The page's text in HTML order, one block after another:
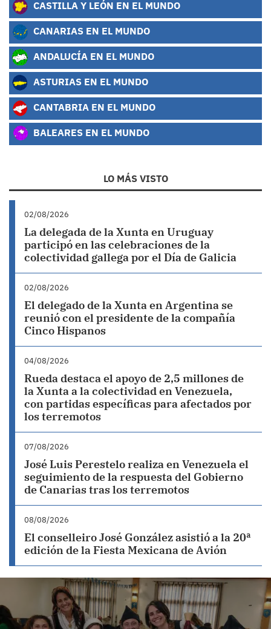
CASTILLA Y LEÓN EN EL MUNDO
CANARIAS EN EL MUNDO
ANDALUCÍA EN EL MUNDO
ASTURIAS EN EL MUNDO
CANTABRIA EN EL MUNDO
BALEARES EN EL MUNDO
LO MÁS VISTO
02/08/2026
La delegada de la Xunta en Uruguay
participó en las celebraciones de la
colectividad gallega por el Día de Galicia
02/08/2026
El delegado de la Xunta en Argentina se
reunió con el presidente de la compañía
Cinco Hispanos
04/08/2026
Rueda destaca el apoyo de 2,5 millones de
la Xunta a la colectividad en Venezuela,
con partidas específicas para afectados por
los terremotos
07/08/2026
José Luis Perestelo realiza en Venezuela el
seguimiento de la respuesta del Gobierno
de Canarias tras los terremotos
08/08/2026
El conselleiro José González asistió a la 20ª
edición de la Fiesta Mexicana de Avión